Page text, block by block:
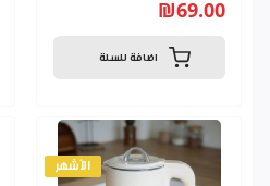
₪69.00
اضافة للسلة
الأشهر